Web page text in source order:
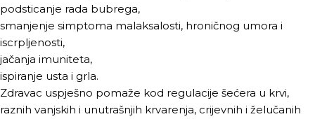
podsticanje rada bubrega,
smanjenje simptoma malaksalosti, hroničnog umora i
iscrpljenosti,
jačanja imuniteta,
ispiranje usta i grla.
Zdravac uspješno pomaže kod regulacije šećera u krvi,
raznih vanjskih i unutrašnjih krvarenja, crijevnih i želučanih